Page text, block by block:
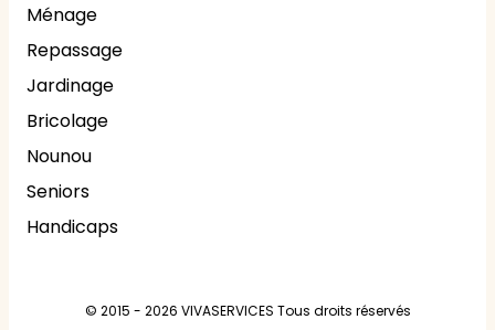
Ménage
Repassage
Jardinage
Bricolage
Nounou
Seniors
Handicaps
© 2015 - 2026 VIVASERVICES Tous droits réservés